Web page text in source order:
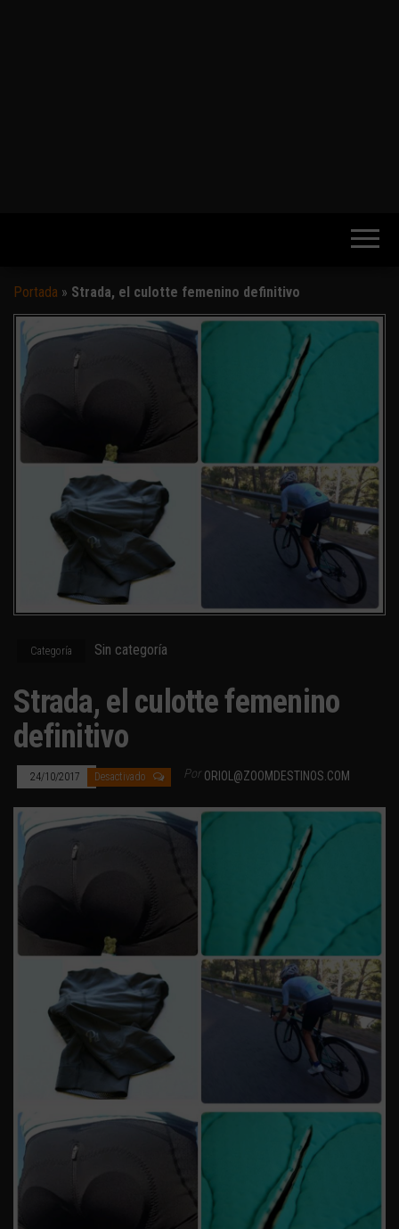
Portada » Strada, el culotte femenino definitivo
Categoría Sin categoría
Strada, el culotte femenino
definitivo
24/10/2017 Desactivado Por ORIOL@ZOOMDESTINOS.COM